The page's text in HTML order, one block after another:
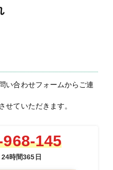
い合わせフォームからご連
せていただきます。
145
時間365日